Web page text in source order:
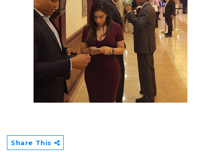
Share This